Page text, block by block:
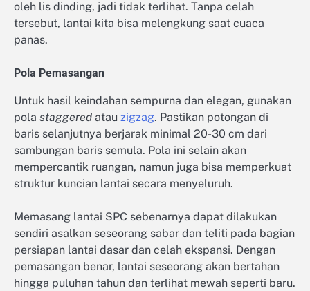
oleh lis dinding, jadi tidak terlihat. Tanpa celah
tersebut, lantai kita bisa melengkung saat cuaca
panas.
Pola Pemasangan
Untuk hasil keindahan sempurna dan elegan, gunakan
pola staggered atau zigzag. Pastikan potongan di
baris selanjutnya berjarak minimal 20-30 cm dari
sambungan baris semula. Pola ini selain akan
mempercantik ruangan, namun juga bisa memperkuat
struktur kuncian lantai secara menyeluruh.
Memasang lantai SPC sebenarnya dapat dilakukan
sendiri asalkan seseorang sabar dan teliti pada bagian
persiapan lantai dasar dan celah ekspansi. Dengan
pemasangan benar, lantai seseorang akan bertahan
hingga puluhan tahun dan terlihat mewah seperti baru.